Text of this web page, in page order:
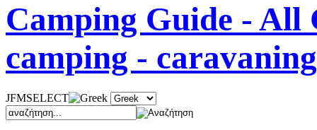
Camping Guide - All
camping - caravaning
JFMSELECT